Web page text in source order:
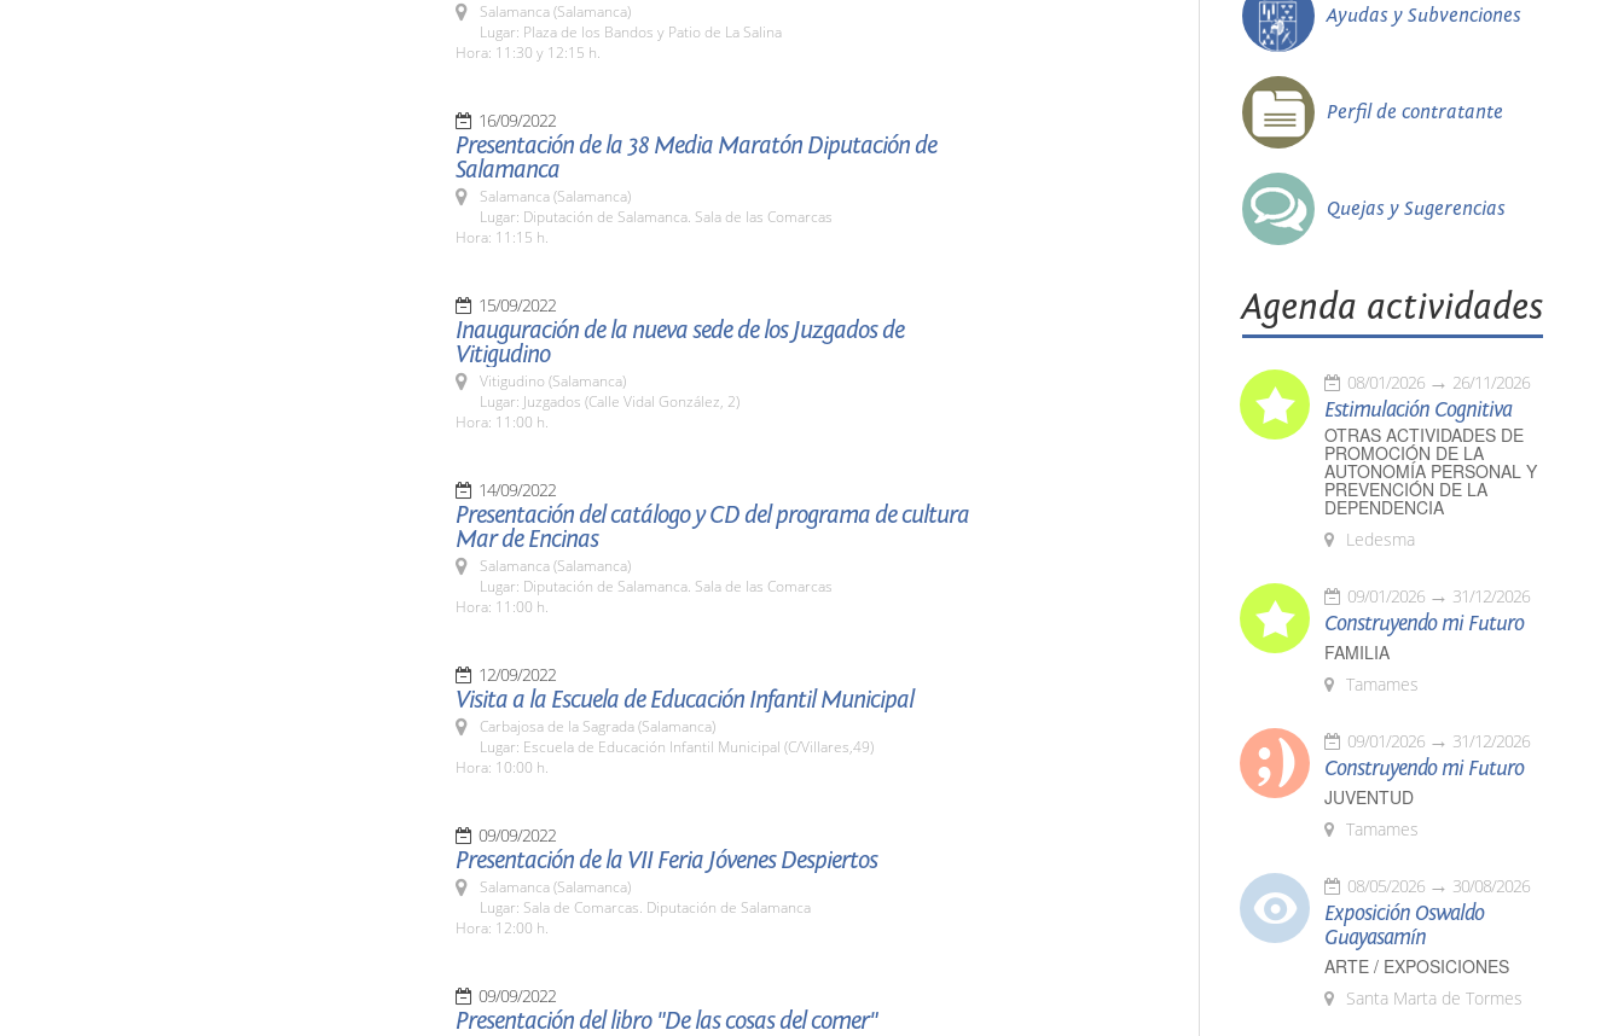
Salamanca (Salamanca)
Lugar: Plaza de los Bandos y Patio de La Salina
Hora: 11:30 y 12:15 h.
16/09/2022
Presentación de la 38 Media Maratón Diputación de
Salamanca
Salamanca (Salamanca)
Lugar: Diputación de Salamanca. Sala de las Comarcas
Hora: 11:15 h.
15/09/2022
Inauguración de la nueva sede de los Juzgados de
Vitigudino
Vitigudino (Salamanca)
Lugar: Juzgados (Calle Vidal González, 2)
Hora: 11:00 h.
14/09/2022
Presentación del catálogo y CD del programa de cultura
Mar de Encinas
Salamanca (Salamanca)
Lugar: Diputación de Salamanca. Sala de las Comarcas
Hora: 11:00 h.
12/09/2022
Visita a la Escuela de Educación Infantil Municipal
Carbajosa de la Sagrada (Salamanca)
Lugar: Escuela de Educación Infantil Municipal (C/Villares,49)
Hora: 10:00 h.
09/09/2022
Presentación de la VII Feria Jóvenes Despiertos
Salamanca (Salamanca)
Lugar: Sala de Comarcas. Diputación de Salamanca
Hora: 12:00 h.
09/09/2022
Presentación del libro "De las cosas del comer"
Ayudas y Subvenciones
Perfil de contratante
Quejas y Sugerencias
Agenda actividades
08/01/2026 26/11/2026
Estimulación Cognitiva
OTRAS ACTIVIDADES DE
PROMOCIÓN DE LA
AUTONOMÍA PERSONAL Y
PREVENCIÓN DE LA
DEPENDENCIA
Ledesma
09/01/2026 31/12/2026
Construyendo mi Futuro
FAMILIA
Tamames
09/01/2026 31/12/2026
Construyendo mi Futuro
JUVENTUD
Tamames
08/05/2026 30/08/2026
Exposición Oswaldo
Guayasamín
ARTE / EXPOSICIONES
Santa Marta de Tormes